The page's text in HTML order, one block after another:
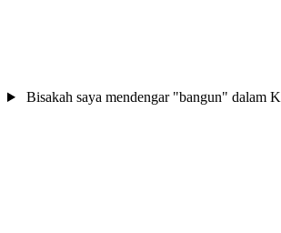
Bisakah saya mendengar "bangun" dalam